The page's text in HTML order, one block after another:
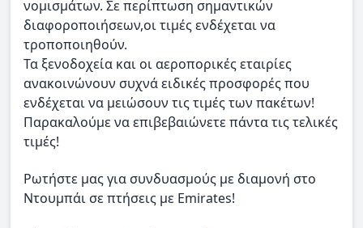
νομισμάτων. Σε περίπτωση σημαντικών
διαφοροποιήσεων,οι τιμές ενδέχεται να
τροποποιηθούν.
Τα ξενοδοχεία και οι αεροπορικές εταιρίες
ανακοινώνουν συχνά ειδικές προσφορές που
ενδέχεται να μειώσουν τις τιμές των πακέτων!
Παρακαλούμε να επιβεβαιώνετε πάντα τις τελικές
τιμές!
Ρωτήστε μας για συνδυασμούς με διαμονή στο
Ντουμπάι σε πτήσεις με Emirates!